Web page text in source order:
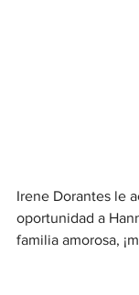
Irene Dorantes le
oportunidad a
familia amorosa,